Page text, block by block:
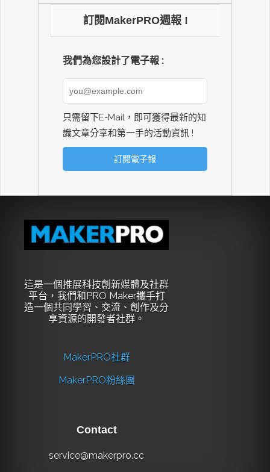
訂閱MakerPRO週報 !
我們為您設計了電子報 :
只需留下E-Mail，即可獲得最新的知
識文章分享和第一手的活動資訊 !
這是一個推展科技創新媒體及社群
平台，我們和PRO Maker攜手打
造一個共同學習、交流、創作及分
享資源的開發者社群。
MakerPRO社群
MakerPRO粉絲團
Contact
service@makerpro.cc